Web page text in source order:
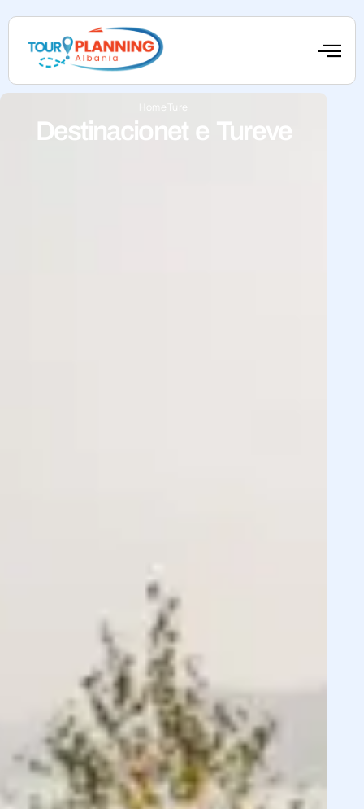
Home Ture
Destinacionet e Tureve